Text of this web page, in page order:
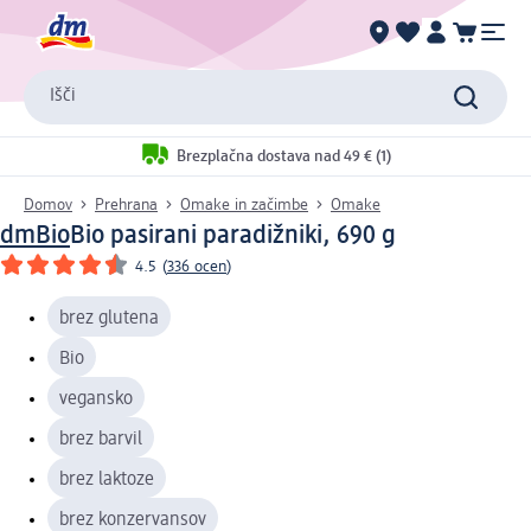
Išči
Brezplačna dostava nad 49 € (1)
Domov Prehrana Omake in začimbe Omake
dmBioBio pasirani paradižniki, 690 g
4.5 (336 ocen)
brez glutena
Bio
vegansko
brez barvil
brez laktoze
brez konzervansov